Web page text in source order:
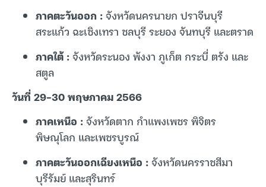
ภาคตะวันออก :จังหวัดนครนายก ปราจีนบุรี
สระแก้ว ฉะเชิงเทรา ชลบุรี ระยอง จันทบุรี และตราด
ภาคใต้ :จังหวัดระนอง พังงา ภูเก็ต กระบี่ ตรัง และ
สตูล
วันที่ 29-30 พฤษภาคม 2566
ภาคเหนือ :จังหวัดตาก กำแพงเพชร พิจิตร
พิษณุโลก และเพชรบูรณ์
ภาคตะวันออกเฉียงเหนือ :จังหวัดนครราชสีมา
บุรีรัมย์ และสุรินทร์